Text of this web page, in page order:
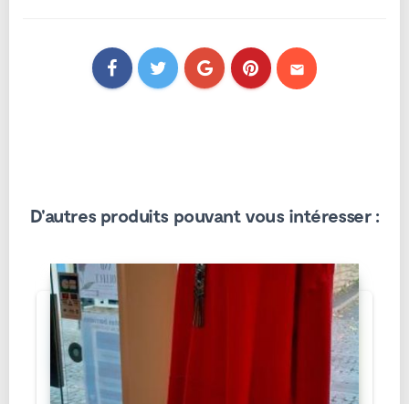
mail
D'autres produits pouvant vous intéresser :